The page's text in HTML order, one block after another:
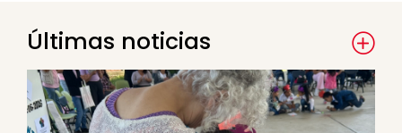
Últimas noticias